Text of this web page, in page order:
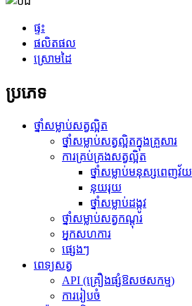
ផ្ទះ
ផលិតផល
ស្រោមដៃ
ប្រភេទ
ថ្នាំសម្លាប់សត្វល្អិត
ថ្នាំសម្លាប់សត្វល្អិតក្នុងគ្រួសារ
ការគ្រប់គ្រងសត្វល្អិត
ថ្នាំសម្លាប់មនុស្សពេញវ័យ
នុយ​រុយ
ថ្នាំសម្លាប់ដង្កូវ
ថ្នាំសម្លាប់សត្វកណ្ដុរ
អ្នកសហការ
ផ្សេងៗ
ពេទ្យសត្វ
API (គ្រឿងផ្សំឱសថសកម្ម)
ការរៀបចំ